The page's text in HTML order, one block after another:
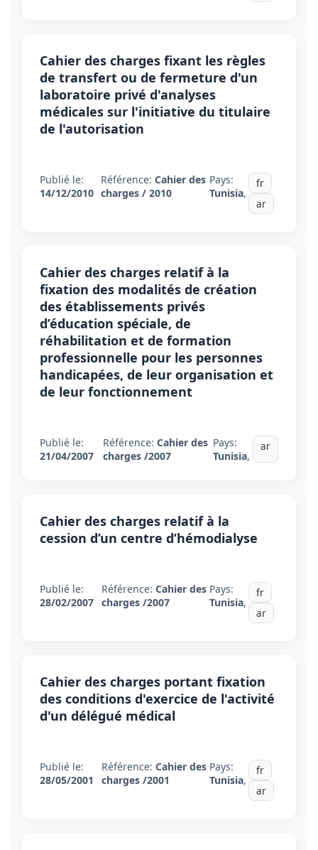
Cahier des charges fixant les règles
de transfert ou de fermeture d'un
laboratoire privé d'analyses
médicales sur l'initiative du titulaire
de l'autorisation
Publié le:
14/12/2010
Référence:Cahier des
charges / 2010
Pays:
Tunisia,
fr
ar
Cahier des charges relatif à la
fixation des modalités de création
des établissements privés
d’éducation spéciale, de
réhabilitation et de formation
professionnelle pour les personnes
handicapées, de leur organisation et
de leur fonctionnement
Publié le:
21/04/2007
Référence: Cahier des
charges /2007
Pays:
Tunisia,
ar
Cahier des charges relatif à la
cession d’un centre d’hémodialyse
Publié le:
28/02/2007
Référence: Cahier des
charges /2007
Pays:
Tunisia,
fr
ar
Cahier des charges portant fixation
des conditions d'exercice de l'activité
d'un délégué médical
Publié le:
28/05/2001
Référence: Cahier des
charges /2001
Pays:
Tunisia,
fr
ar